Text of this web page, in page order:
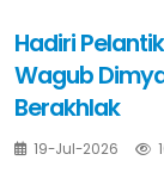
Hadiri
Wagub
Berakhlak
19-Jul-2026